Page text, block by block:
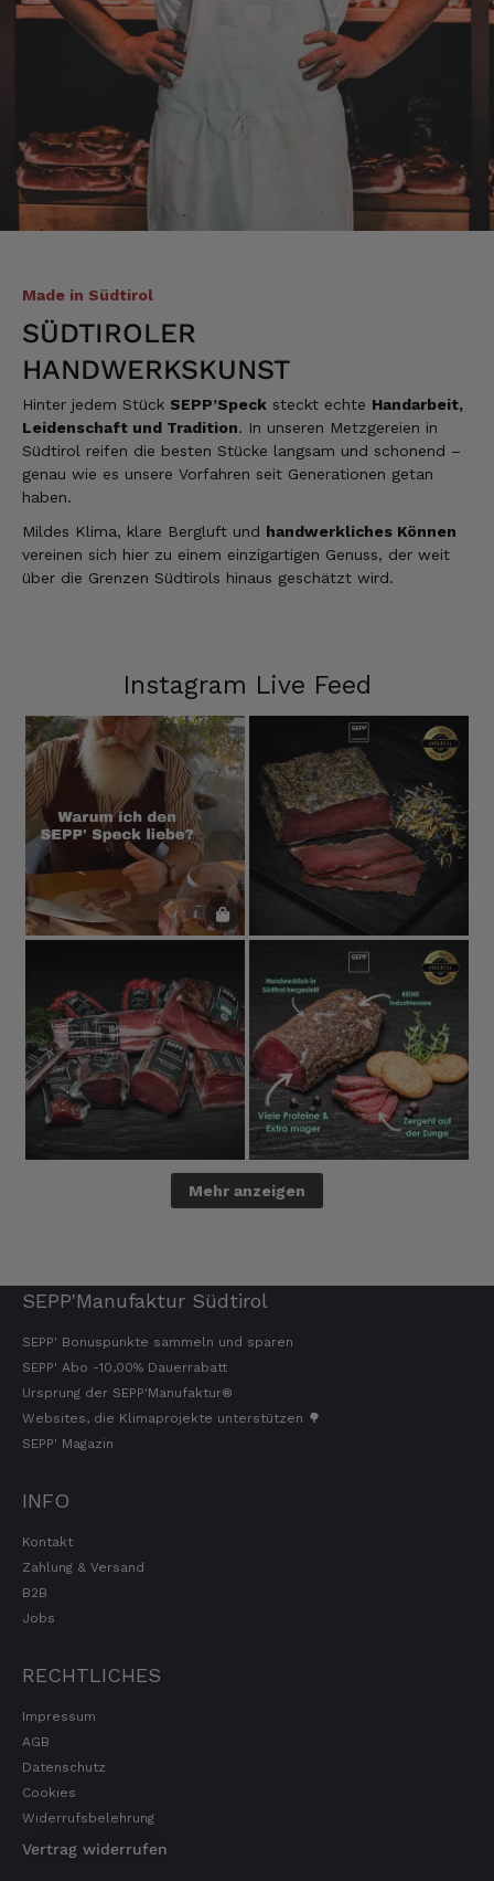
Made in Südtirol
SÜDTIROLER
HANDWERKSKUNST
Hinter jedem Stück SEPP’Speck steckt echte Handarbeit,
Leidenschaft und Tradition. In unseren Metzgereien in
Südtirol reifen die besten Stücke langsam und schonend –
genau wie es unsere Vorfahren seit Generationen getan
haben.
Mildes Klima, klare Bergluft und handwerkliches Können
vereinen sich hier zu einem einzigartigen Genuss, der weit
über die Grenzen Südtirols hinaus geschätzt wird.
Instagram Live Feed
Mehr anzeigen
SEPP'Manufaktur Südtirol
SEPP' Bonuspunkte sammeln und sparen
SEPP' Abo -10,00% Dauerrabatt
Ursprung der SEPP'Manufaktur®
Websites, die Klimaprojekte unterstützen 🌳
SEPP' Magazin
INFO
Kontakt
Zahlung & Versand
B2B
Jobs
RECHTLICHES
Impressum
AGB
Datenschutz
Cookies
Widerrufsbelehrung
Vertrag widerrufen
Mathias
Verifizierter Kunde
Die Verpackung hatte beim Transport sehr
beschädigt. Aber sonst war alles super!!!
Gruß Mathias Gotthold
3.8.2026
Alle Bewertungen Lesen